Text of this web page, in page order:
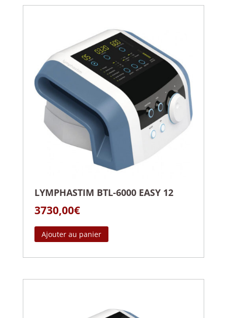
LYMPHASTIM BTL-6000 EASY 12
3730,00€
Ajouter au panier